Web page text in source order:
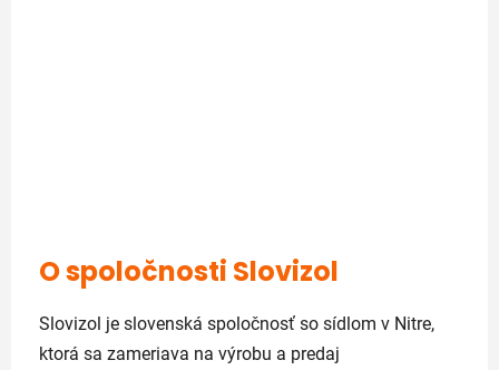
O spoločnosti Slovizol
Slovizol je slovenská spoločnosť so sídlom v Nitre,
ktorá sa zameriava na výrobu a predaj